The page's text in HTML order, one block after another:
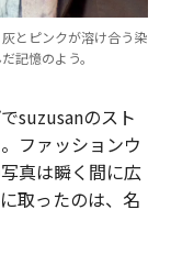
とピンクが溶け合う染
記憶のよう。
suzusanのスト
ファッションウ
真は瞬く間に広
取ったのは、名